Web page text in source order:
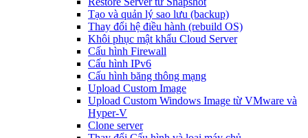
Tạo và quản lý sao lưu (backup)
Thay đổi hệ điều hành (rebuild OS)
Khôi phục mật khẩu Cloud Server
Cấu hình Firewall
Cấu hình IPv6
Cấu hình băng thông mạng
Upload Custom Image
Upload Custom Windows Image từ VMware và
Hyper-V
Clone server